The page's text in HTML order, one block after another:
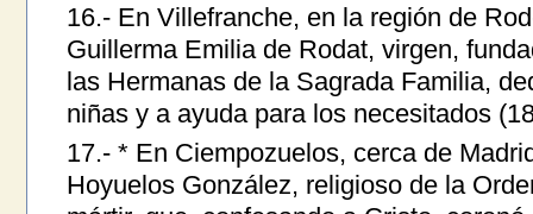
16.- En Villefranche, en la región de
Guillerma Emilia de Rodat, virgen,
las Hermanas de la Sagrada Familia,
niñas y a ayuda para los necesitados
17.- * En Ciempozuelos, cerca de
Hoyuelos González, religioso de la